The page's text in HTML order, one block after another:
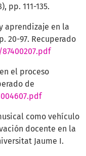
pp. 111-135.
y aprendizaje en la
20-97. Recuperado
el proceso
de
como vehículo
docente en la
Jaume I.